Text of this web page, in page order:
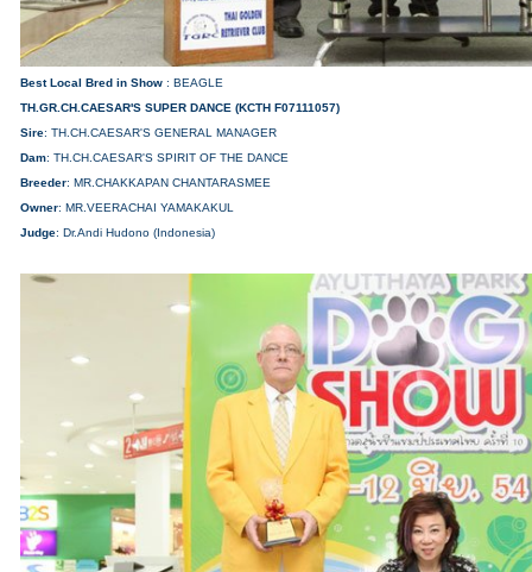
Best Local Bred in Show : BEAGLE
TH.GR.CH.CAESAR'S SUPER DANCE (KCTH F07111057)
Sire: TH.CH.CAESAR'S GENERAL MANAGER
Dam: TH.CH.CAESAR'S SPIRIT OF THE DANCE
Breeder: MR.CHAKKAPAN CHANTARASMEE
Owner: MR.VEERACHAI YAMAKAKUL
Judge: Dr.Andi Hudono (Indonesia)